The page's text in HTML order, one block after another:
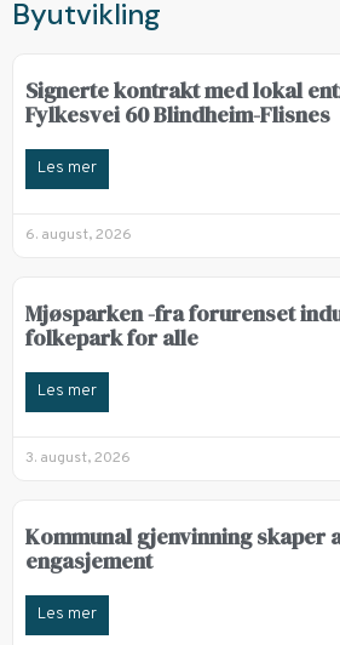
Byutvikling
Signerte kontrakt med lokal
Fylkesvei 60 Blindheim-Flisnes
Les mer
6. august, 2026
Mjøsparken -fra forurenset
folkepark for alle
Les mer
3. august, 2026
Kommunal gjenvinning skaper
engasjement
Les mer